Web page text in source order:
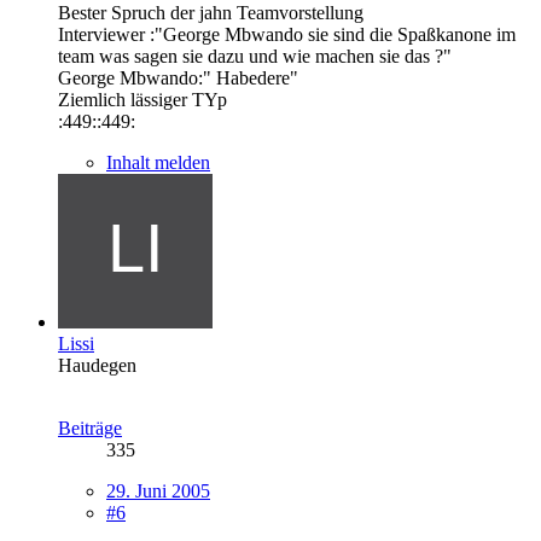
Bester Spruch der jahn Teamvorstellung
Interviewer :"George Mbwando sie sind die Spaßkanone im
team was sagen sie dazu und wie machen sie das ?"
George Mbwando:" Habedere"
Ziemlich lässiger TYp
:449::449:
Inhalt melden
Lissi
Haudegen
Beiträge
335
29. Juni 2005
#6